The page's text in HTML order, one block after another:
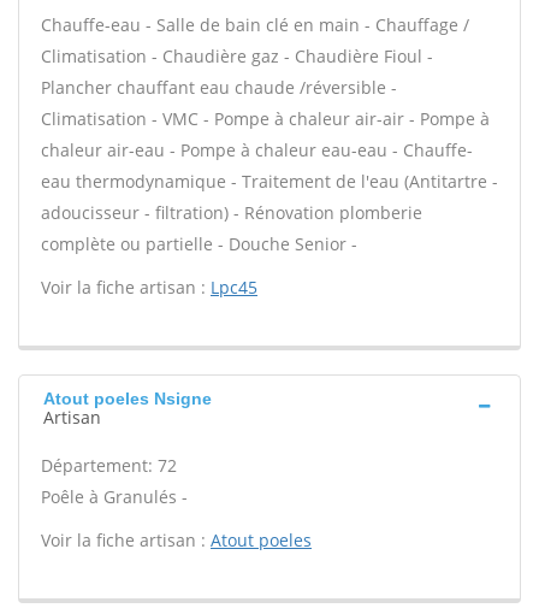
Chauffe-eau - Salle de bain clé en main - Chauffage /
Climatisation - Chaudière gaz - Chaudière Fioul -
Plancher chauffant eau chaude /réversible -
Climatisation - VMC - Pompe à chaleur air-air - Pompe à
chaleur air-eau - Pompe à chaleur eau-eau - Chauffe-
eau thermodynamique - Traitement de l'eau (Antitartre -
adoucisseur - filtration) - Rénovation plomberie
complète ou partielle - Douche Senior -
Voir la fiche artisan : Lpc45
Atout poeles Nsigne
Artisan
Département: 72
Poêle à Granulés -
Voir la fiche artisan : Atout poeles